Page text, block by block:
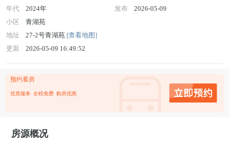
年代
2024年 发布
2026-05-09
小区
青湖苑
地址
27-2号青湖苑 [查看地图]
更新
2026-05-09 16:49:52
预约看房
优质服务 全程免费 购房优惠
房源概况